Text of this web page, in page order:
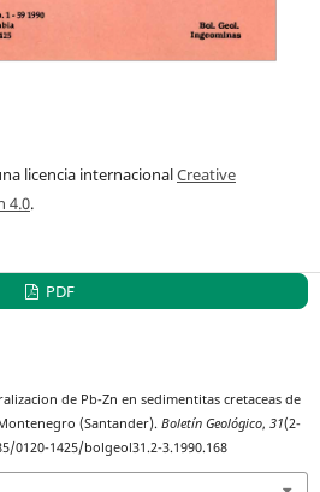
licencia internacionalCreative
4.0.
PDF
de Pb-Zn en sedimentitas cretaceas de
(Santander).Boletín Geológico,31(2-
0120-1425/bolgeol31.2-3.1990.168